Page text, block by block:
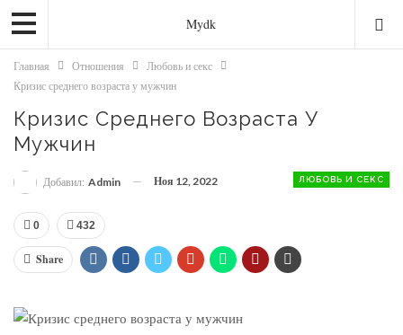
Mydk
Главная Отношения
Любовь и секс
Кризис среднего возраста у мужчин
Кризис Среднего Возраста У
Мужчин
ЛЮБОВЬ И СЕКС
Добавил: Admin Ноя 12, 2022
0 432
Share